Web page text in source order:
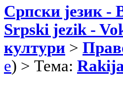
Српски језик -
Srpski jezik -
култури >
e) > Тема: